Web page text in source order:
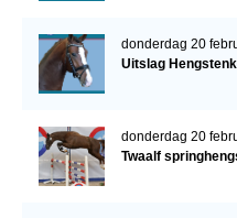
donderdag 20
Uitslag
donderdag 20
Twaalf